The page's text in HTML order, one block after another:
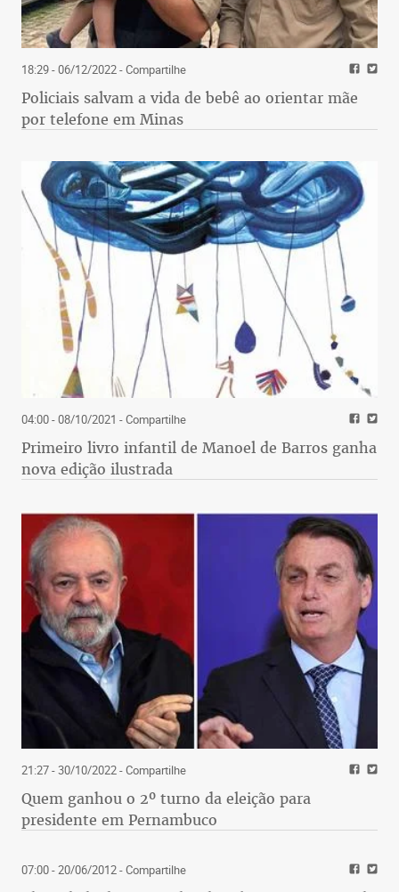
18:29 - 06/12/2022- Compartilhe
Policiais salvam a vida de bebê ao orientar mãe
por telefone em Minas
04:00 - 08/10/2021 - Compartilhe
Primeiro livro infantil de Manoel de Barros ganha
nova edição ilustrada
21:27 - 30/10/2022- Compartilhe
Quem ganhou o 2º turno da eleição para
presidente em Pernambuco
07:00 - 20/06/2012- Compartilhe